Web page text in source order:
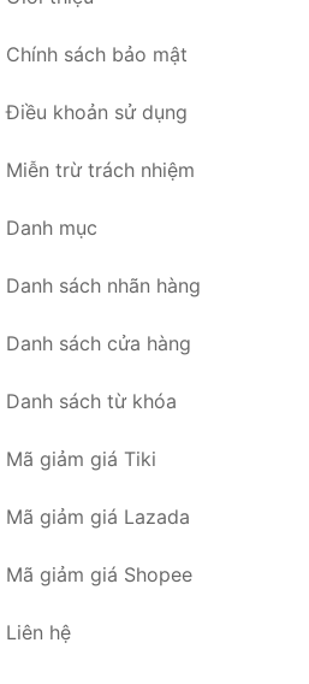
Chính sách bảo mật
Điều khoản sử dụng
Miễn trừ trách nhiệm
Danh mục
Danh sách nhãn hàng
Danh sách cửa hàng
Danh sách từ khóa
Mã giảm giá Tiki
Mã giảm giá Lazada
Mã giảm giá Shopee
Liên hệ